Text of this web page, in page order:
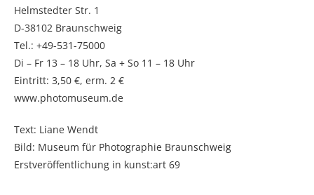
Helmstedter Str. 1
D-38102 Braunschweig
Tel.: +49-531-75000
Di – Fr 13 – 18 Uhr, Sa + So 11 – 18 Uhr
Eintritt: 3,50 €, erm. 2 €
www.photomuseum.de
Text: Liane Wendt
Bild: Museum für Photographie Braunschweig
Erstveröffentlichung in kunst:art 69